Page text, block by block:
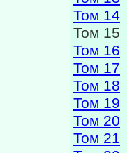
Том 14
Том 15
Том 16
Том 17
Том 18
Том 19
Том 20
Том 21